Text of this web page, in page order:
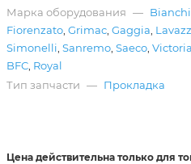
Марка оборудования — Bianchi
Fiorenzato ,Grimac ,Gaggia
Simonelli ,Sanremo ,Saeco ,
BFC Royal
Тип запчасти — Прокладка
Цена действительна только для